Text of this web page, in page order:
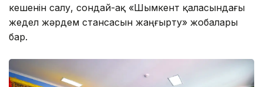
кешенін салу, сондай-ақ «Шымкент қаласындағы
жедел жәрдем стансасын жаңғырту» жобалары
бар.